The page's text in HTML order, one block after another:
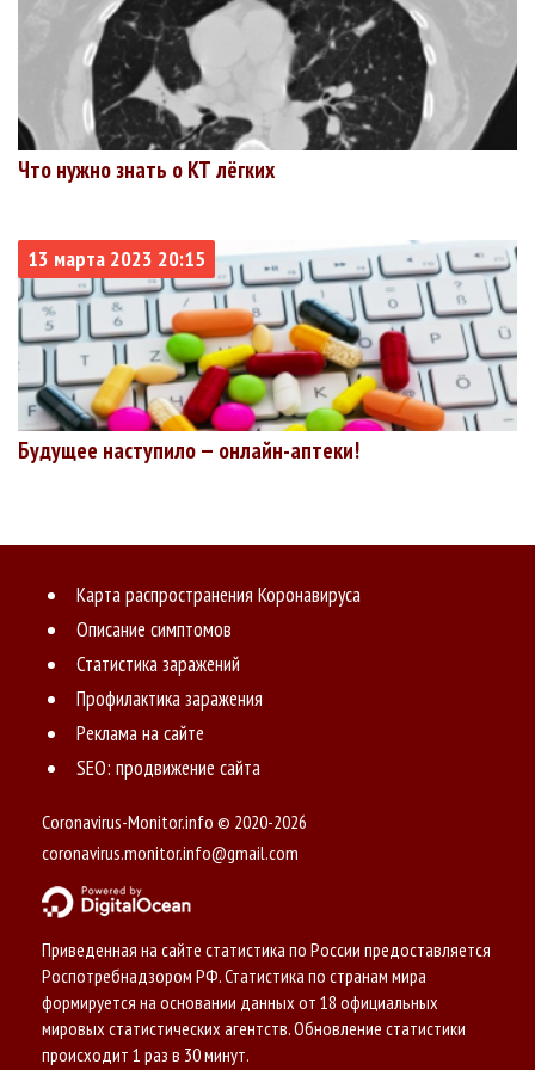
Что нужно знать о КТ лёгких
13 марта 2023 20:15
Будущее наступило — онлайн-аптеки!
Карта распространения Коронавируса
Описание симптомов
Статистика заражений
Профилактика заражения
Реклама на сайте
SEO: продвижение сайта
Coronavirus-Monitor.info © 2020-2026
coronavirus.monitor.info@gmail.com
Приведенная на сайте статистика по России предоставляется
Роспотребнадзором РФ. Статистика по странам мира
формируется на основании данных от 18 официальных
мировых статистических агентств. Обновление статистики
происходит 1 раз в 30 минут.